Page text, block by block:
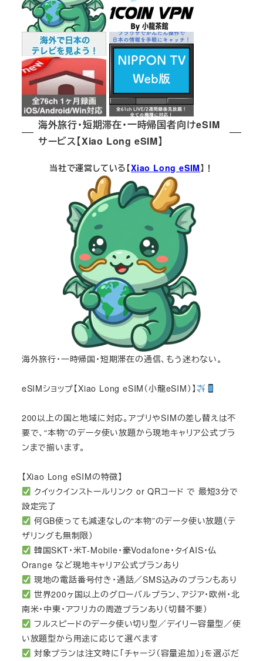
海外旅行・短期滞在・一時帰国者向けeSIM
サービス【Xiao Long eSIM】
当社で運営している【Xiao Long eSIM】！
海外旅行・一時帰国・短期滞在の通信、もう迷わない。
eSIMショップ【Xiao Long eSIM（小龍eSIM）】
200以上の国と地域に対応。アプリやSIMの差し替えは不
要で、“本物”のデータ使い放題から現地キャリア公式プラ
ンまで揃います。
【Xiao Long eSIMの特徴】
クイックインストールリンク or QRコード で 最短3分で
設定完了
何GB使っても減速なしの“本物”のデータ使い放題（テ
ザリングも無制限）
韓国SKT・米T-Mobile・豪Vodafone・タイAIS・仏
Orange など現地キャリア公式プランあり
現地の電話番号付き・通話／SMS込みのプランもあり
世界200ヶ国以上のグローバルプラン、アジア・欧州・北
南米・中東・アフリカの周遊プランあり（切替不要）
フルスピードのデータ使い切り型／デイリー容量型／使
い放題型から用途に応じて選べます
対象プランは注文時に「チャージ（容量追加）」を選ぶだ